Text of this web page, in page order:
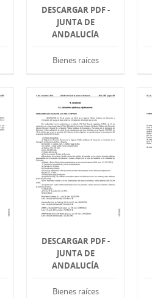
DESCARGAR PDF -
JUNTA DE
ANDALUCÍA
Bienes raíces
DESCARGAR PDF -
JUNTA DE
ANDALUCÍA
Bienes raíces